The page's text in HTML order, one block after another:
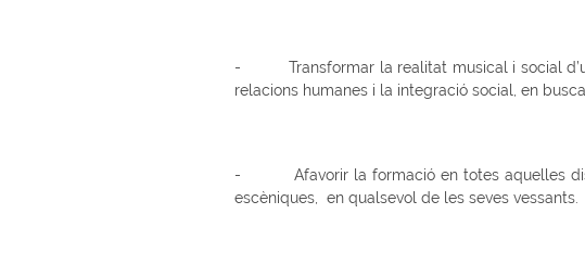
- Transformar la realitat musical i social
relacions humanes i la integració social, en
- Afavorir la formació en totes aquelles
escèniques, en qualsevol de les seves vessants.